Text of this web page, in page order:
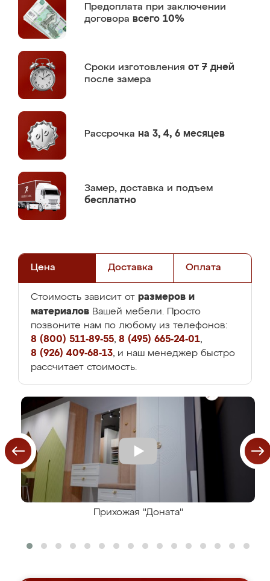
Предоплата при заключении
договора всего 10%
Сроки изготовления от 7 дней
после замера
Рассрочка на 3, 4, 6 месяцев
Замер, доставка и подъем
бесплатно
Цена Доставка Оплата
Стоимость зависит от размеров и
материалов Вашей мебели. Просто
позвоните нам по любому из телефонов:
8 (800) 511-89-55, 8 (495) 665-24-01,
8 (926) 409-68-13, и наш менеджер быстро
рассчитает стоимость.
Прихожая "Доната"